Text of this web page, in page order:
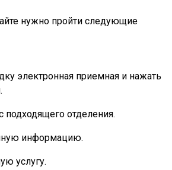
нужно пройти следующие
электронная приемная и нажать
подходящего отделения.
информацию.
услугу.